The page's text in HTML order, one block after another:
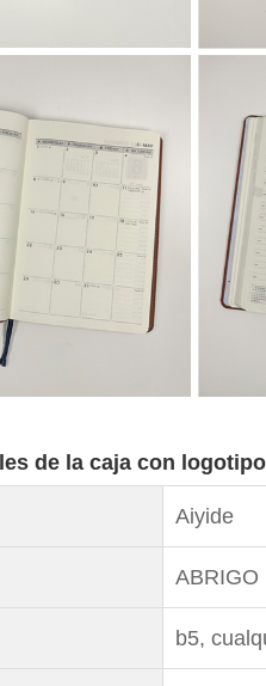
de la caja con
Aiyide
ABRIGO
b5,